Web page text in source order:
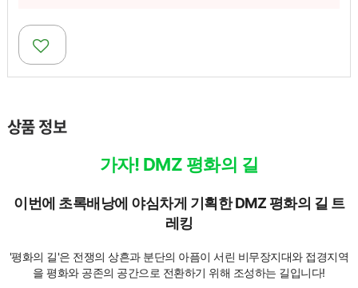
상품 정보
가자! DMZ 평화의 길
이번에 초록배낭에 야심차게 기획한 DMZ 평화의 길 트
레킹
'평화의 길'은 전쟁의 상흔과 분단의 아픔이 서린 비무장지대와 접경지역
을 평화와 공존의 공간으로 전환하기 위해 조성하는 길입니다!